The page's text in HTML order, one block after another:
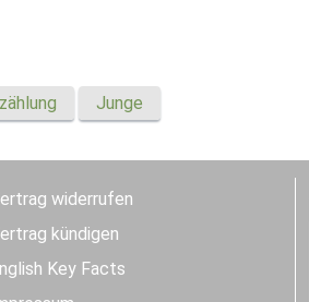
Junge
widerrufen
kündigen
Key Facts